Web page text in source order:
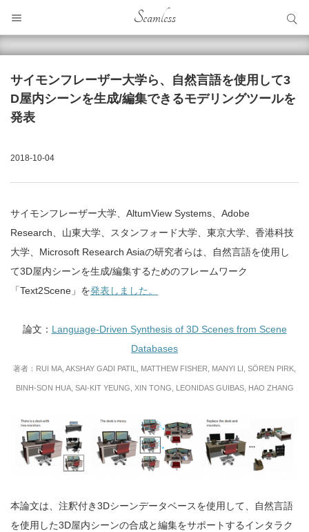
Seamless
サイモンフレーザー大学ら、自然言語を使用して3
D屋内シーンを生成/編集できるモデリングツールを
発表
2018-10-04
サイモンフレーザー大学、AltumView Systems、Adobe
Research、山東大学、スタンフォード大学、東京大学、香港科技
大学、Microsoft Research Asiaの研究者らは、自然言語を使用し
て3D屋内シーンを生成/編集するためのフレームワーク
「Text2Scene」を発表しました。
論文： Language-Driven Synthesis of 3D Scenes from Scene
Databases
著者：RUI MA, AKSHAY GADI PATIL, MATTHEW FISHER, MANYI LI, SÖREN PIRK,
BINH-SON HUA, SAI-KIT YEUNG, XIN TONG, LEONIDAS GUIBAS, HAO ZHANG
本論文は、注釈付き3Dシーンデータベースを使用して、自然言語
を使用した3D屋内シーンの合成と編集をサポートするインタラク
サイト内検索